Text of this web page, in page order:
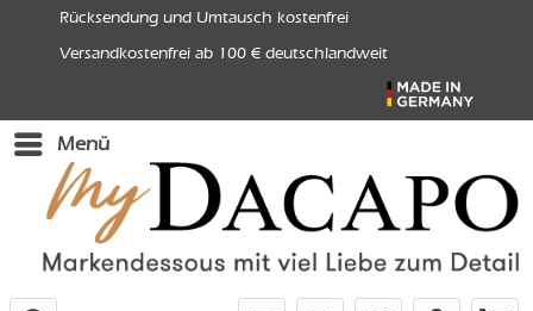
Rücksendung und Umtausch kostenfrei
Versandkostenfrei ab 100 € deutschlandweit
Menü